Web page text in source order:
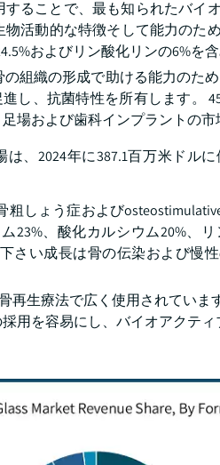
ることで、最も知られたバイ
活動的な特徴そして能力のた
およびリン酸化リンの6%を含
組織の形成で助ける能力のた
し、抗菌特性を所有します。
場および歯科インプラントの
、2024年に387.1百万米ドル
粗しょう症および
23%、酸化カルシウム20%、
さい成長は骨の伝染および慢
再生療法で広く使用されてい
用を容易にし、バイオアクテ